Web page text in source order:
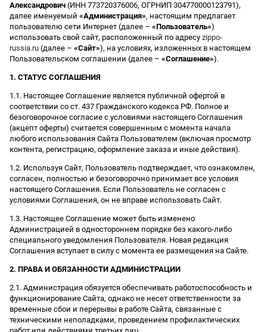
Александрович (ИНН 773720376006, ОГРНИП 304770000123791),
далее именуемый «Администрация», настоящим предлагает
пользователю сети Интернет (далее – «Пользователь»)
использовать свой сайт, расположенный по адресу zippo-
russia.ru (далее – «Сайт»), на условиях, изложенных в настоящем
Пользовательском соглашении (далее – «Соглашение»).
1. СТАТУС СОГЛАШЕНИЯ
1.1. Настоящее Соглашение является публичной офертой в
соответствии со ст. 437 Гражданского кодекса РФ. Полное и
безоговорочное согласие с условиями настоящего Соглашения
(акцепт оферты) считается совершенным с момента начала
любого использования Сайта Пользователем (включая просмотр
контента, регистрацию, оформление заказа и иные действия).
1.2. Используя Сайт, Пользователь подтверждает, что ознакомлен,
согласен, полностью и безоговорочно принимает все условия
настоящего Соглашения. Если Пользователь не согласен с
условиями Соглашения, он не вправе использовать Сайт.
1.3. Настоящее Соглашение может быть изменено
Администрацией в одностороннем порядке без какого-либо
специального уведомления Пользователя. Новая редакция
Соглашения вступает в силу с момента ее размещения на Сайте.
2. ПРАВА И ОБЯЗАННОСТИ АДМИНИСТРАЦИИ
2.1. Администрация обязуется обеспечивать работоспособность и
функционирование Сайта, однако не несет ответственности за
временные сбои и перерывы в работе Сайта, связанные с
техническими неполадками, проведением профилактических